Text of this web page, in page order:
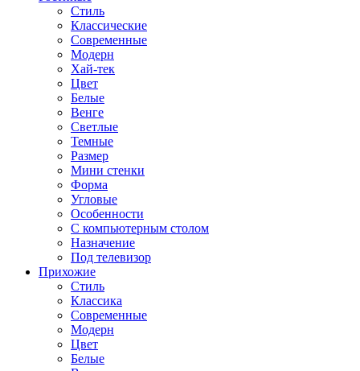
Стиль
Классические
Современные
Модерн
Хай-тек
Цвет
Белые
Венге
Светлые
Темные
Размер
Мини стенки
Форма
Угловые
Особенности
С компьютерным столом
Назначение
Под телевизор
Прихожие
Стиль
Классика
Современные
Модерн
Цвет
Белые